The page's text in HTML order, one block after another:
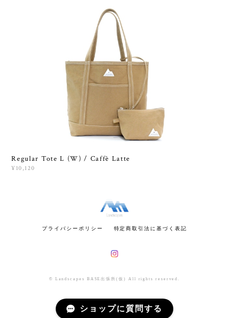
Regular Tote L (W) / Caffè Latte
¥10,120
プライバシーポリシー 特定商取引法に基づく表記
© Landscapes BASE出張所(仮) All rights reserved.
ショップに質問する